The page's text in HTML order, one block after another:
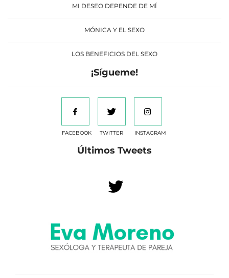
MI DESEO DEPENDE DE MÍ
MÓNICA Y EL SEXO
LOS BENEFICIOS DEL SEXO
¡Sígueme!
FACEBOOK TWITTER INSTAGRAM
Últimos Tweets